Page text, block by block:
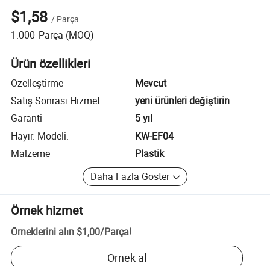
$1,58 / Parça
1.000 Parça (MOQ)
Ürün özellikleri
Özelleştirme
Mevcut
Satış Sonrası Hizmet
yeni ürünleri değiştirin
Garanti
5 yıl
Hayır. Modeli.
KW-EF04
Malzeme
Plastik
Daha Fazla Göster
Örnek hizmet
Örneklerini alın $1,00/Parça!
Örnek al